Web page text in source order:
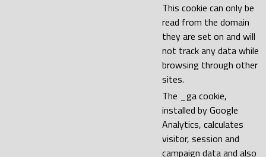
This cookie can only be
read from the domain
they are set on and will
not track any data while
browsing through other
sites.
The _ga cookie,
installed by Google
Analytics, calculates
visitor, session and
campaign data and also